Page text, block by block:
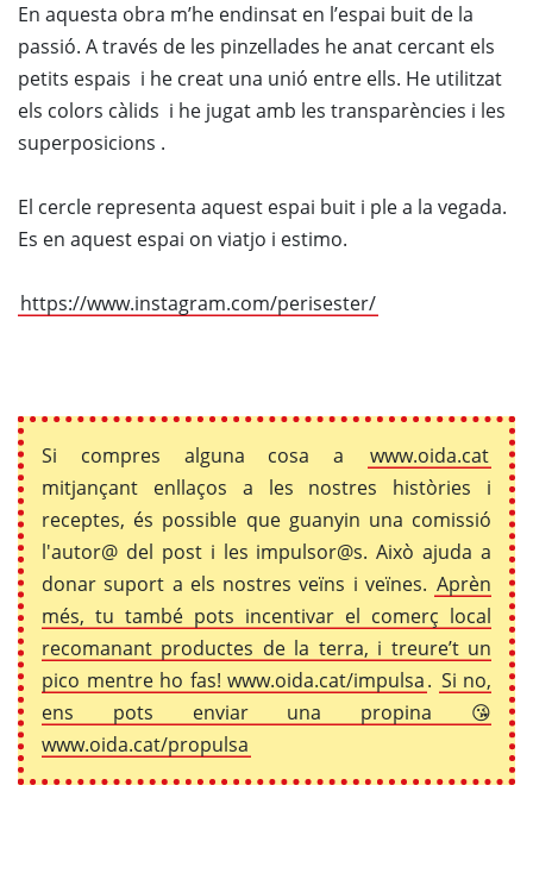
En aquesta obra m’he endinsat en l’espai buit de la
passió. A través de les pinzellades he anat cercant els
petits espais i he creat una unió entre ells. He utilitzat
els colors càlids i he jugat amb les transparències i les
superposicions .
El cercle representa aquest espai buit i ple a la vegada.
Es en aquest espai on viatjo i estimo.
https://www.instagram.com/perisester/
Si compres alguna cosa a www.oida.cat
mitjançant enllaços a les nostres històries i
receptes, és possible que guanyin una comissió
l'autor@ del post i les impulsor@s. Això ajuda a
donar suport a els nostres veïns i veïnes. Aprèn
més, tu també pots incentivar el comerç local
recomanant productes de la terra, i treure’t un
pico mentre ho fas! www.oida.cat/impulsa. Si no,
ens pots enviar una propina 😘
www.oida.cat/propulsa